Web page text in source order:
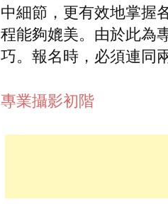
中細節，更有效地掌握
程能夠媲美。由於此為
巧。報名時，必須連同
專業攝影初階